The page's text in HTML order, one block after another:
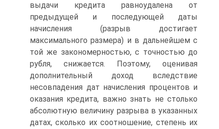
выдачи кредита равноудалена от
предыдущей и последующей даты
начисления (разрыв достигает
максимального размера) и в дальнейшем с
той же закономерностью, с точностью до
рубля, снижается. Поэтому, оценивая
дополнительный доход вследствие
несовпадения дат начисления процентов и
оказания кредита, важно знать не столько
абсолютную величину разрыва в указанных
датах, сколько их соотношение, степень их